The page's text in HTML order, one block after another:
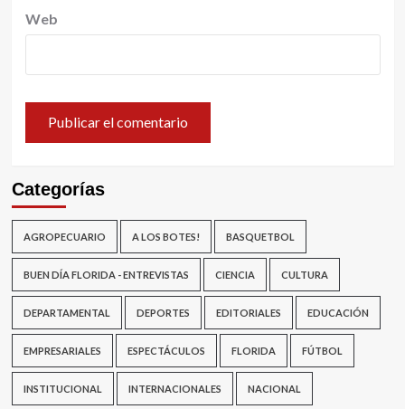
Web
Categorías
AGROPECUARIO A LOS BOTES! BASQUETBOL
BUEN DÍA FLORIDA - ENTREVISTAS CIENCIA CULTURA
DEPARTAMENTAL DEPORTES EDITORIALES EDUCACIÓN
EMPRESARIALES ESPECTÁCULOS FLORIDA FÚTBOL
INSTITUCIONAL INTERNACIONALES NACIONAL